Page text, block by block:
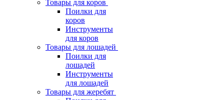
Товары для коров
Поилки для
коров
Инструменты
для коров
Товары для лошадей
Поилки для
лошадей
Инструменты
для лошадей
Товары для жеребят